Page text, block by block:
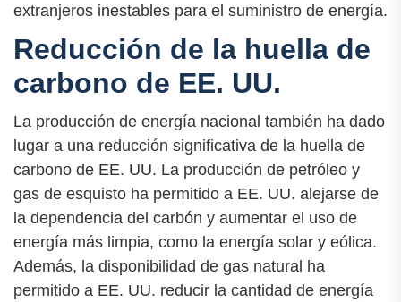
extranjeros inestables para el suministro de energía.
Reducción de la huella de
carbono de EE. UU.
La producción de energía nacional también ha dado
lugar a una reducción significativa de la huella de
carbono de EE. UU. La producción de petróleo y
gas de esquisto ha permitido a EE. UU. alejarse de
la dependencia del carbón y aumentar el uso de
energía más limpia, como la energía solar y eólica.
Además, la disponibilidad de gas natural ha
permitido a EE. UU. reducir la cantidad de energía